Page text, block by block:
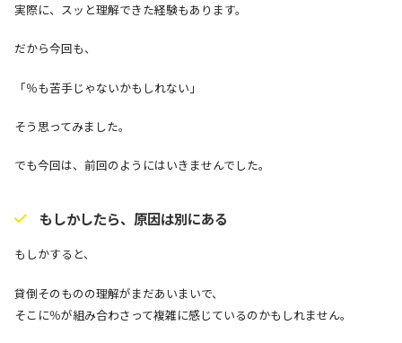
実際に、スッと理解できた経験もあります。
だから今回も、
「％も苦手じゃないかもしれない」
そう思ってみました。
でも今回は、前回のようにはいきませんでした。
もしかしたら、原因は別にある
もしかすると、
貸倒そのものの理解がまだあいまいで、
そこに％が組み合わさって複雑に感じているのかもしれません。